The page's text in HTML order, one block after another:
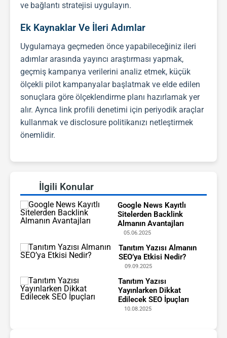
ve bağlantı stratejisi uygulayın.
Ek Kaynaklar Ve İleri Adımlar
Uygulamaya geçmeden önce yapabileceğiniz ileri
adımlar arasında yayıncı araştırması yapmak,
geçmiş kampanya verilerini analiz etmek, küçük
ölçekli pilot kampanyalar başlatmak ve elde edilen
sonuçlara göre ölçeklendirme planı hazırlamak yer
alır. Ayrıca link profili denetimi için periyodik araçlar
kullanmak ve disclosure politikanızı netleştirmek
önemlidir.
İlgili Konular
Google News Kayıtlı
Sitelerden Backlink
Almanın Avantajları
05.06.2025
Tanıtım Yazısı Almanın
SEO’ya Etkisi Nedir?
09.09.2025
Tanıtım Yazısı
Yayınlarken Dikkat
Edilecek SEO İpuçları
10.08.2025